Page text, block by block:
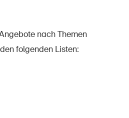
nach Themen
folgenden Listen: